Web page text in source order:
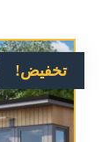
تخفيض!